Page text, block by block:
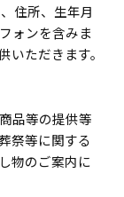
住所、生年月
ォンを含みま
ただきます。
品等の提供等
祭等に関する
物のご案内に